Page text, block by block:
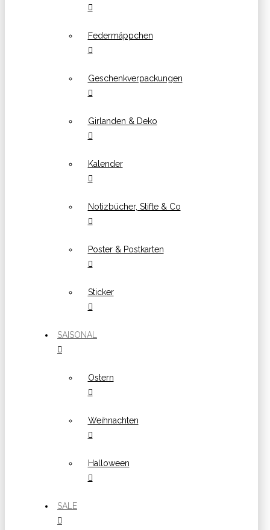
Federmäppchen
Geschenkverpackungen
Girlanden & Deko
Kalender
Notizbücher, Stifte & Co
Poster & Postkarten
Sticker
SAISONAL
Ostern
Weihnachten
Halloween
SALE